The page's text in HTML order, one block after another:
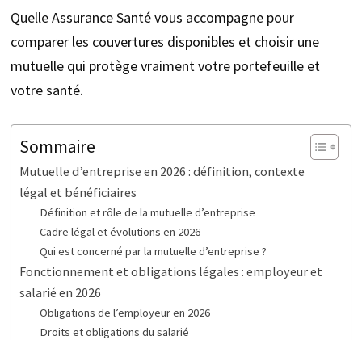
Quelle Assurance Santé vous accompagne pour
comparer les couvertures disponibles et choisir une
mutuelle qui protège vraiment votre portefeuille et
votre santé.
Sommaire
Mutuelle d’entreprise en 2026 : définition, contexte
légal et bénéficiaires
Définition et rôle de la mutuelle d’entreprise
Cadre légal et évolutions en 2026
Qui est concerné par la mutuelle d’entreprise ?
Fonctionnement et obligations légales : employeur et
salarié en 2026
Obligations de l’employeur en 2026
Droits et obligations du salarié